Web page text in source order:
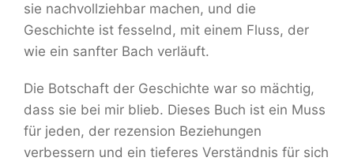
sie nachvollziehbar machen, und die
Geschichte ist fesselnd, mit einem Fluss, der
wie ein sanfter Bach verläuft.
Die Botschaft der Geschichte war so mächtig,
dass sie bei mir blieb. Dieses Buch ist ein Muss
für jeden, der rezension Beziehungen
verbessern und ein tieferes Verständnis für sich